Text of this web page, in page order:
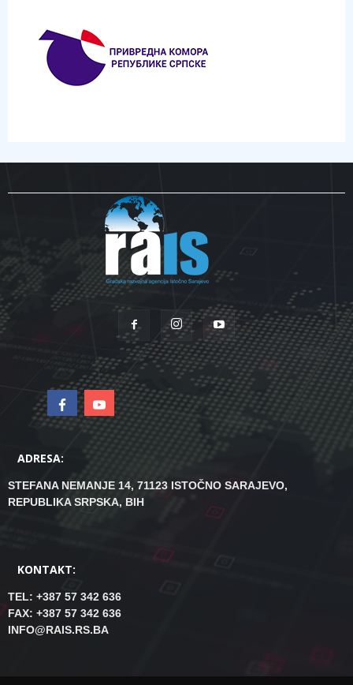
ADRESA:
STEFANA NEMANJE 14, 71123 ISTOČNO SARAJEVO,
REPUBLIKA SRPSKA, BIH
KONTAKT:
TEL: +387 57 342 636
FAX: +387 57 342 636
INFO@RAIS.RS.BA